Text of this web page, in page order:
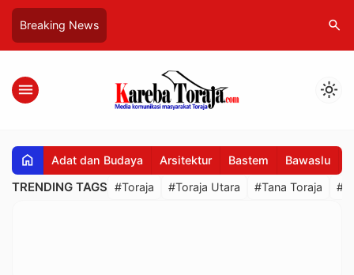
Breaking News search
menu light_mode
home Adat dan Budaya Arsitektur Bastem Bawaslu
TRENDING TAGS #Toraja #Toraja Utara #Tana Toraja